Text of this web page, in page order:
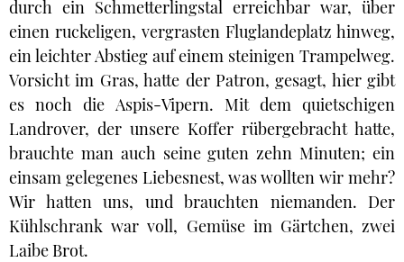
durch ein Schmetterlingstal erreichbar war, über
einen ruckeligen, vergrasten Fluglandeplatz hinweg,
ein leichter Abstieg auf einem steinigen Trampelweg.
Vorsicht im Gras, hatte der Patron, gesagt, hier gibt
es noch die Aspis-Vipern. Mit dem quietschigen
Landrover, der unsere Koffer rübergebracht hatte,
brauchte man auch seine guten zehn Minuten; ein
einsam gelegenes Liebesnest, was wollten wir mehr?
Wir hatten uns, und brauchten niemanden. Der
Kühlschrank war voll, Gemüse im Gärtchen, zwei
Laibe Brot.